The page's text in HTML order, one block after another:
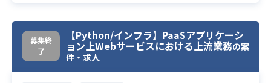
・コードレビューや設計レビューな
ど、若手エンジニアの指導
・開発プロセス改善の推進、啓蒙活
業務内容
1. HTML、CSS、JavaScriptでのフ
ロントエンド開発業務
- 今回の案件では、JavaScriptの比
募集終
了
【Python/インフラ】PaaSアプリケーシ
ョン上Webサービスにおける上流業務の案
件・求人